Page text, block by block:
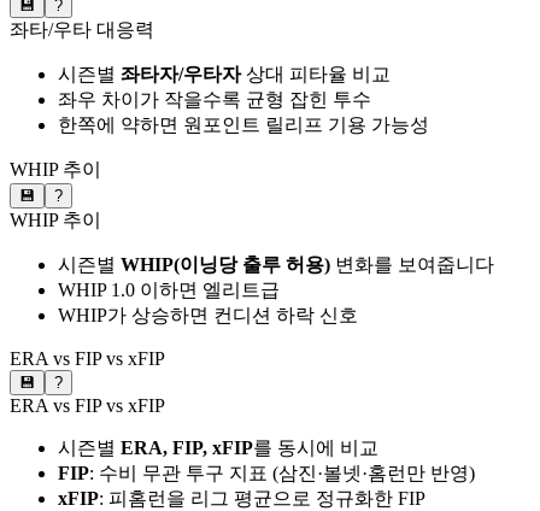
💾 ?
좌타/우타 대응력
시즌별 좌타자/우타자상대 피타율 비교
좌우 차이가 작을수록 균형 잡힌 투수
한쪽에 약하면 원포인트 릴리프 기용 가능성
WHIP 추이
💾 ?
WHIP 추이
시즌별 WHIP(이닝당 출루 허용) 변화를 보여줍니다
WHIP 1.0 이하면 엘리트급
WHIP가 상승하면 컨디션 하락 신호
ERA vs FIP vs xFIP
💾 ?
ERA vs FIP vs xFIP
시즌별 ERA, FIP, xFIP를 동시에 비교
FIP: 수비 무관 투구 지표 (삼진·볼넷·홈런만 반영)
xFIP: 피홈런을 리그 평균으로 정규화한 FIP